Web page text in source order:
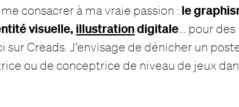
consacrer à ma vraie passion : le
visuelle, illustrationdigitale … pour des
Creads. J’envisage de dénicher un
ou de conceptrice de niveau de jeux